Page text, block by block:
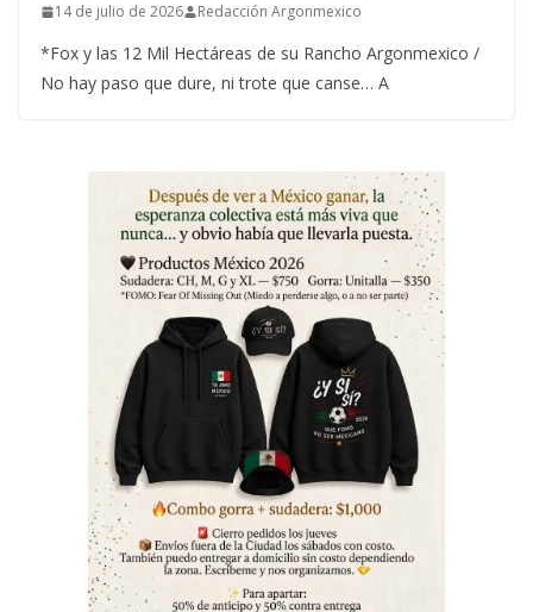
14 de julio de 2026 Redacción Argonmexico
*Fox y las 12 Mil Hectáreas de su Rancho Argonmexico /
No hay paso que dure, ni trote que canse… A